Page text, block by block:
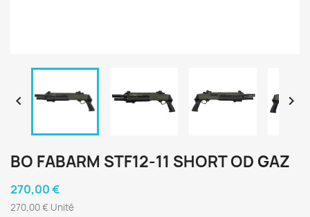
 
BO FABARM STF12-11 SHORT OD GAZ
270,00 €
270,00 € Unité